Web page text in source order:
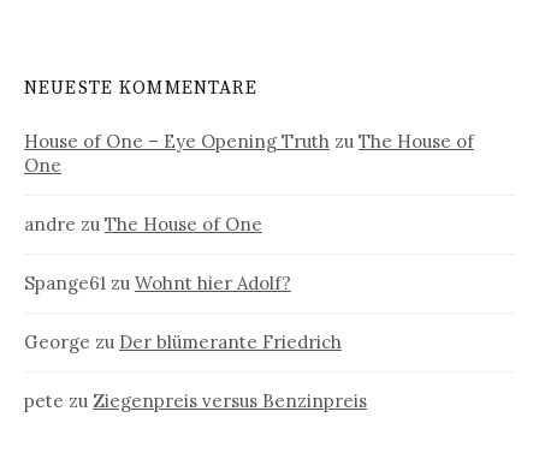
NEUESTE KOMMENTARE
House of One – Eye Opening Truth zu The House of
One
andre zu The House of One
Spange61 zu Wohnt hier Adolf?
George zu Der blümerante Friedrich
pete zu Ziegenpreis versus Benzinpreis